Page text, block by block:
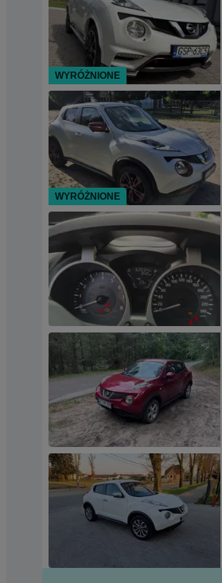
WYRÓŻNIONE
WYRÓŻNIONE